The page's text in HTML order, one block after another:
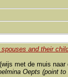
and their
met de muis naar
Oepts (point